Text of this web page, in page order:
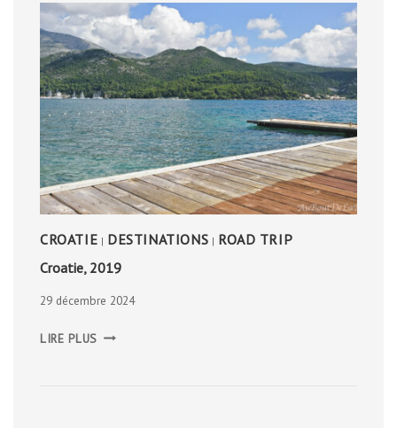
CROATIE | DESTINATIONS | ROAD TRIP
Croatie, 2019
29 décembre 2024
LIRE PLUS 2019